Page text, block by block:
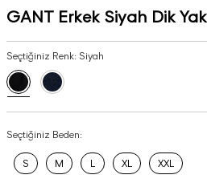
GANT Erkek Siyah Dik
Seçtiğiniz Renk: Siyah
Seçtiğiniz Beden:
S M L XL XXL